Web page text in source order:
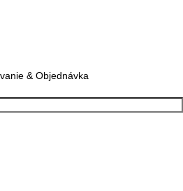
& Objednávka